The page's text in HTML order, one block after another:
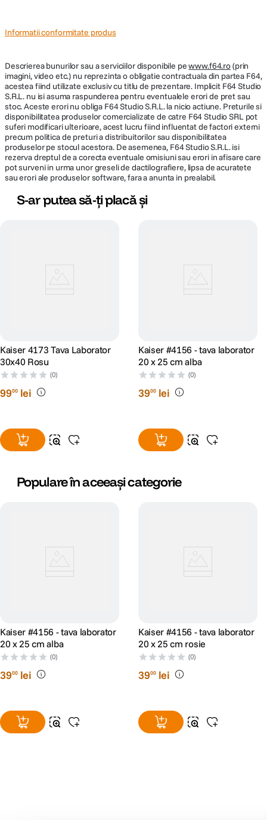
Informatii conformitate produs
Descrierea bunurilor sau a serviciilor disponibile pewww.f64.ro(prin
imagini, video etc.) nu reprezinta o obligatie contractuala din partea F64,
acestea fiind utilizate exclusiv cu titlu de prezentare. Implicit F64 Studio
S.R.L. nu isi asuma raspunderea pentru eventualele erori de pret sau
stoc. Aceste erori nu obliga F64 Studio S.R.L. la nicio actiune. Preturile si
disponibilitatea produselor comercializate de catre F64 Studio SRL pot
suferi modificari ulterioare, acest lucru fiind influentat de factori externi
precum politica de preturi a distribuitorilor sau disponibilitatea
produselor pe stocul acestora. De asemenea, F64 Studio S.R.L. isi
rezerva dreptul de a corecta eventuale omisiuni sau erori in afisare care
pot surveni in urma unor greseli de dactilografiere, lipsa de acuratete
sau erori ale produselor software, fara a anunta in prealabil.
S-ar putea să-ți placă și
Kaiser 4173 Tava Laborator
30x40 Rosu
(0)
9900 lei
Kaiser #4156 - tava laborator
20 x 25 cm alba
(0)
3900 lei
Populare în aceeași categorie
Kaiser #4156 - tava laborator
20 x 25 cm alba
(0)
3900 lei
Kaiser #4156 - tava laborator
20 x 25 cm rosie
(0)
3900 lei